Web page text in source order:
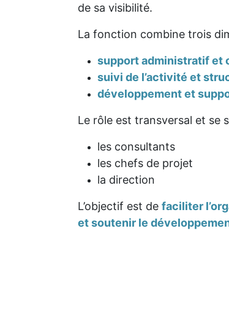
de sa visibilité.
La fonction combine trois
support administratif et
suivi de l’activité et
développement et
Le rôle est transversal et se
les consultants
les chefs de projet
la direction
L’objectif est de faciliter
et soutenir le